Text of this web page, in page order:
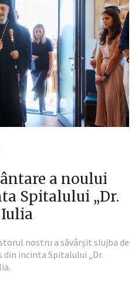
a noului
Spitalului „Dr.
nostru a săvârșit slujba de
din incinta Spitalului „Dr.